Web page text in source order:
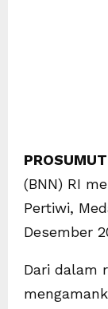
PROSUMUT
(BNN) RI
Pertiwi,
Desember
Dari dalam